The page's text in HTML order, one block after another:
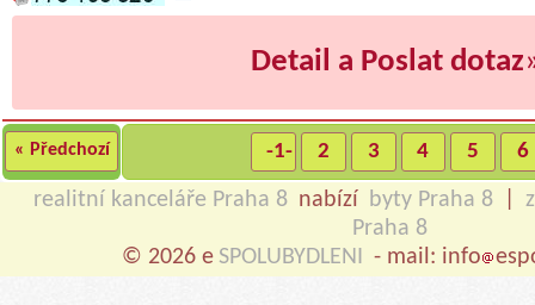
Detail a Poslat dotaz
« Předchozí -1- 2 3 4 5 6
realitní kanceláře Praha 8 nabízí byty Praha 8
Praha 8
© 2026 e SPOLUBYDLENI - mail: info